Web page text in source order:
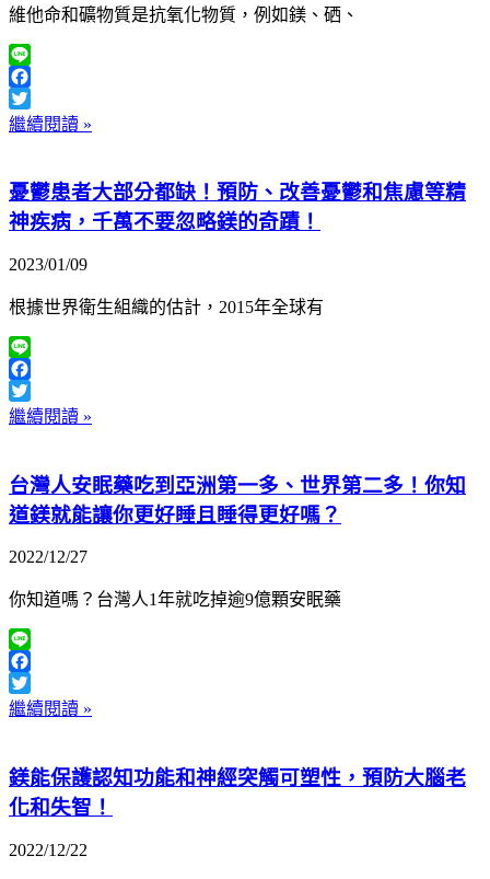
維他命和礦物質是抗氧化物質，例如鎂、硒、
Line
Facebook
Twitter
繼續閱讀 »
憂鬱患者大部分都缺！預防、改善憂鬱和焦慮等精
神疾病，千萬不要忽略鎂的奇蹟！
2023/01/09
根據世界衛生組織的估計，2015年全球有
Line
Facebook
Twitter
繼續閱讀 »
台灣人安眠藥吃到亞洲第一多、世界第二多！你知
道鎂就能讓你更好睡且睡得更好嗎？
2022/12/27
你知道嗎？台灣人1年就吃掉逾9億顆安眠藥
Line
Facebook
Twitter
繼續閱讀 »
鎂能保護認知功能和神經突觸可塑性，預防大腦老
化和失智！
2022/12/22